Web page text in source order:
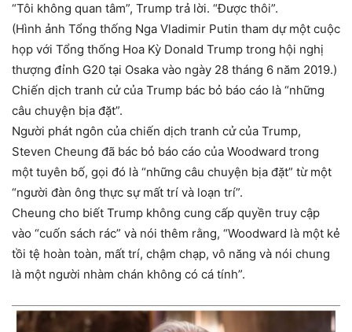
“Tôi không quan tâm”, Trump trả lời. “Được thôi”.
(Hình ảnh Tổng thống Nga Vladimir Putin tham dự một cuộc
họp với Tổng thống Hoa Kỳ Donald Trump trong hội nghị
thượng đỉnh G20 tại Osaka vào ngày 28 tháng 6 năm 2019.)
Chiến dịch tranh cử của Trump bác bỏ báo cáo là “những
câu chuyện bịa đặt”.
Người phát ngôn của chiến dịch tranh cử của Trump,
Steven Cheung đã bác bỏ báo cáo của Woodward trong
một tuyên bố, gọi đó là “những câu chuyện bịa đặt” từ một
“người đàn ông thực sự mất trí và loạn trí”.
Cheung cho biết Trump không cung cấp quyền truy cập
vào “cuốn sách rác” và nói thêm rằng, “Woodward là một kẻ
tồi tệ hoàn toàn, mất trí, chậm chạp, vô năng và nói chung
là một người nhàm chán không có cá tính”.